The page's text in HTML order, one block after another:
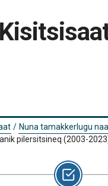
/ Nuna tamakkerlugu
pilersitsineq (2003-